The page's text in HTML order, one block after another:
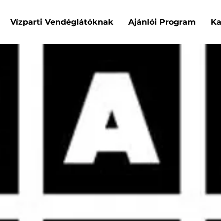
Vízparti Vendéglátóknak Ajánlói Program